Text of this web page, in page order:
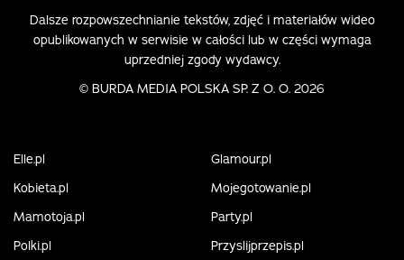
Dalsze rozpowszechnianie tekstów, zdjęć i materiałów wideo
opublikowanych w serwisie w całości lub w części wymaga
uprzedniej zgody wydawcy.
© BURDA MEDIA POLSKA SP. Z O. O. 2026
Elle.pl
Glamour.pl
Kobieta.pl
Mojegotowanie.pl
Mamotoja.pl
Party.pl
Polki.pl
Przyslijprzepis.pl